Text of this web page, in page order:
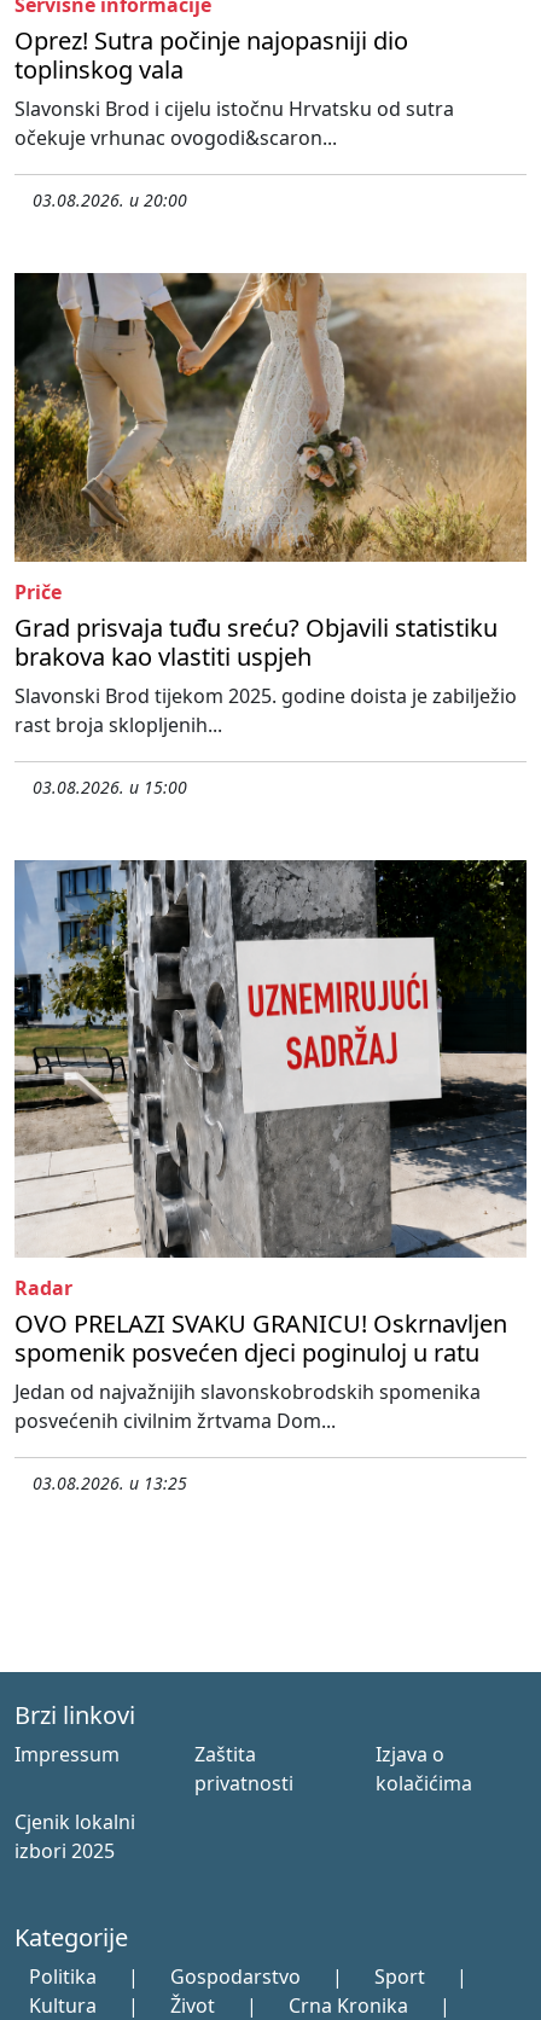
Oprez! Sutra počinje najopasniji dio
toplinskog vala
Slavonski Brod i cijelu istočnu Hrvatsku od sutra
očekuje vrhunac ovogodi&scaron...
03.08.2026. u 20:00
Priče
Grad prisvaja tuđu sreću? Objavili statistiku
brakova kao vlastiti uspjeh
Slavonski Brod tijekom 2025. godine doista je zabilježio
rast broja sklopljenih...
03.08.2026. u 15:00
Radar
OVO PRELAZI SVAKU GRANICU! Oskrnavljen
spomenik posvećen djeci poginuloj u ratu
Jedan od najvažnijih slavonskobrodskih spomenika
posvećenih civilnim žrtvama Dom...
03.08.2026. u 13:25
Brzi linkovi
Impressum
Zaštita
privatnosti
Izjava o
kolačićima
Cjenik lokalni
izbori 2025
Kategorije
Politika | Gospodarstvo | Sport
|
Kultura
| Život | Crna Kronika |